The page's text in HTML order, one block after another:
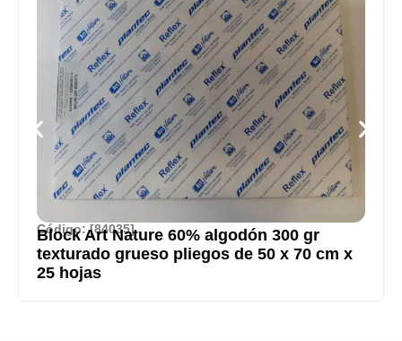
Código: [84035]
Block Art Nature 60% algodón 300 gr
texturado grueso pliegos de 50 x 70 cm x
25 hojas